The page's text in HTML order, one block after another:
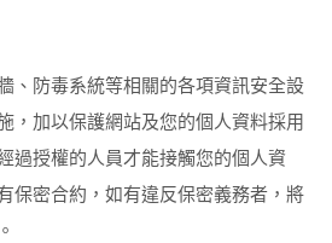
、防毒系統等相關的各項資訊安全設
，加以保護網站及您的個人資料採用
過授權的人員才能接觸您的個人資
保密合約，如有違反保密義務者，將